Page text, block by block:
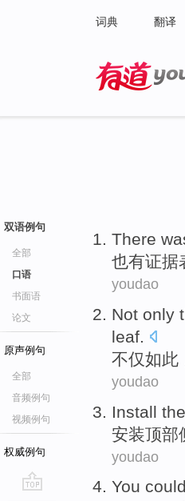
词典 翻译
双语例句
全部
口语
书面语
论文
原声例句
全部
音频例句
视频例句
权威例句
There
也有证据
youdao
Not only
leaf.
不仅如此
youdao
Install the
安装顶部
youdao
You could